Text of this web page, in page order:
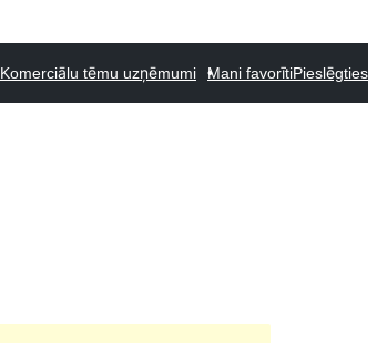
Komerciālu tēmu uzņēmumi Mani favorītiPieslēgties